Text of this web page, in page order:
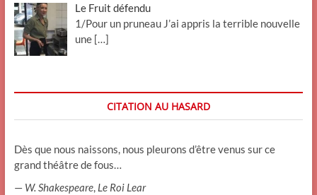
Le Fruit défendu
1/Pour un pruneau J’ai appris la terrible nouvelle
une […]
CITATION AU HASARD
Dès que nous naissons, nous pleurons d’être venus sur ce
grand théâtre de fous…
— W. Shakespeare, Le Roi Lear